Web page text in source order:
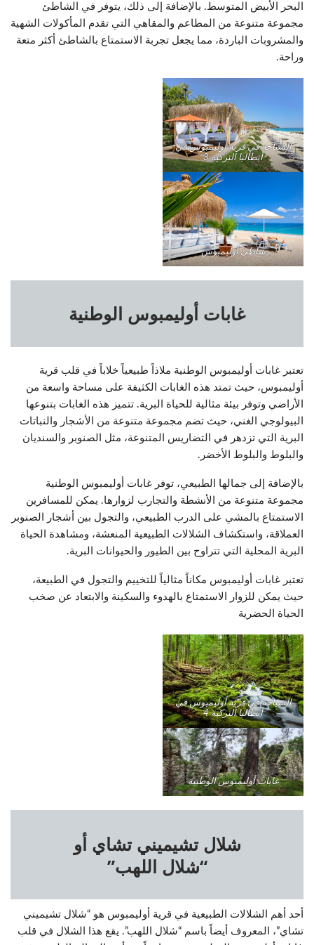
البحر الأبيض المتوسط. بالإضافة إلى ذلك، يتوفر في الشاطئ
مجموعة متنوعة من المطاعم والمقاهي التي تقدم المأكولات الشهية
والمشروبات الباردة، مما يجعل تجربة الاستمتاع بالشاطئ أكثر متعة
وراحة.
السياحة في قرية أوليمبوس في
أنطاليا التركية 3
شاطئ أوليمبوس
غابات أوليمبوس الوطنية
تعتبر غابات أوليمبوس الوطنية ملاذاً طبيعياً خلاباً في قلب قرية
أوليمبوس، حيث تمتد هذه الغابات الكثيفة على مساحة واسعة من
الأراضي وتوفر بيئة مثالية للحياة البرية. تتميز هذه الغابات بتنوعها
البيولوجي الغني، حيث تضم مجموعة متنوعة من الأشجار والنباتات
البرية التي تزدهر في التضاريس المتنوعة، مثل الصنوبر والسنديان
والبلوط والبلوط الأخضر.
بالإضافة إلى جمالها الطبيعي، توفر غابات أوليمبوس الوطنية
مجموعة متنوعة من الأنشطة والتجارب لزوارها. يمكن للمسافرين
الاستمتاع بالمشي على الدرب الطبيعي، والتجول بين أشجار الصنوبر
العملاقة، واستكشاف الشلالات الطبيعية المنعشة، ومشاهدة الحياة
البرية المحلية التي تتراوح بين الطيور والحيوانات البرية.
تعتبر غابات أوليمبوس مكاناً مثالياً للتخييم والتجول في الطبيعة،
حيث يمكن للزوار الاستمتاع بالهدوء والسكينة والابتعاد عن صخب
الحياة الحضرية
السياحة في قرية أوليمبوس في
أنطاليا التركية 4
غابات أوليمبوس الوطنية
شلال تشيميني تشاي أو
“شلال اللهب”
أحد أهم الشلالات الطبيعية في قرية أوليمبوس هو “شلال تشيميني
تشاي”، المعروف أيضاً باسم “شلال اللهب”. يقع هذا الشلال في قلب